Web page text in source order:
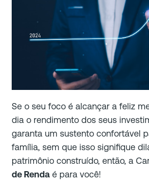
Se o seu foco é alcançar a feliz
dia o rendimento dos seus
garanta um sustento confortável
família, sem que isso signifique
patrimônio construído, então, a
de Renda é para você!